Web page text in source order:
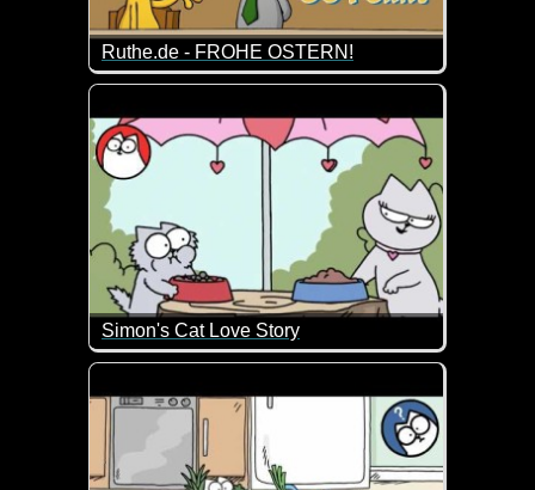
Ruthe.de - FROHE OSTERN!
Wusstest du, dass es Gothic-Hasen gibt? Ich hoffe
Simon's Cat Love Story